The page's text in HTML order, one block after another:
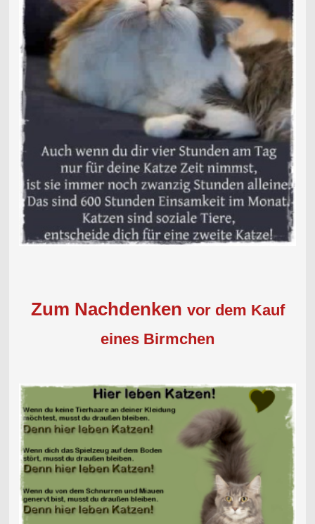
Zum Nachdenken vor dem Kauf
eines Birmchen